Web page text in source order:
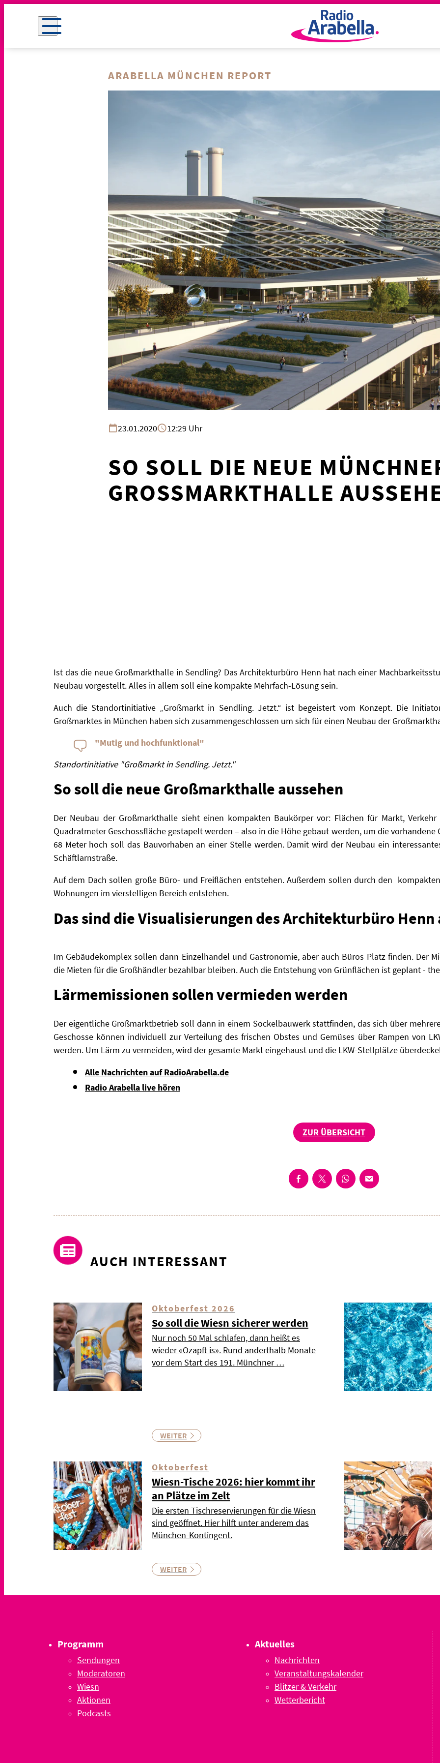
ARABELLA MÜNCHEN REPORT
23.01.2020 12:29 Uhr
SO SOLL DIE NEUE
GROSSMARKTHALLE
Ist das die neue Großmarkthalle in Sendling? Das Architekturbüro Henn hat nach einer
Neubau vorgestellt. Alles in allem soll eine kompakte Mehrfach-Lösung sein.
Auch die Standortinitiative „Großmarkt in Sendling. Jetzt.“ ist begeistert vom Konzept. Die
Großmarktes in München haben sich zusammengeschlossen um sich für einen Neubau der
"Mutig und hochfunktional"
Standortinitiative "Großmarkt in Sendling. Jetzt."
So soll die neue Großmarkthalle aussehen
Der Neubau der Großmarkthalle sieht einen kompakten Baukörper vor: Flächen für Markt,
Quadratmeter Geschossfläche gestapelt werden – also in die Höhe gebaut werden, um die
68 Meter hoch soll das Bauvorhaben an einer Stelle werden. Damit wird der Neubau ein
Schäftlarnstraße.
Auf dem Dach sollen große Büro- und Freiflächen entstehen. Außerdem sollen durch den
Wohnungen im vierstelligen Bereich entstehen.
Das sind die Visualisierungen des Architekturbüro Henn
Im Gebäudekomplex sollen dann Einzelhandel und Gastronomie, aber auch Büros Platz finden. Der
die Mieten für die Großhändler bezahlbar bleiben. Auch die Entstehung von Grünflächen ist geplant -
Lärmemissionen sollen vermieden werden
Der eigentliche Großmarktbetrieb soll dann in einem Sockelbauwerk stattfinden, das sich über
Geschosse können individuell zur Verteilung des frischen Obstes und Gemüses über Rampen von
werden. Um Lärm zu vermeiden, wird der gesamte Markt eingehaust und die LKW-Stellplätze
Alle Nachrichten auf RadioArabella.de
Radio Arabella live hören
ZUR ÜBERSICHT
AUCH INTERESSANT
Oktoberfest 2026
So soll die Wiesn sicherer werden
Nur noch 50 Mal schlafen, dann heißt es
wieder «Ozapft is». Rund anderthalb Monate
vor dem Start des 191. Münchner …
WEITER
Oktoberfest
Wiesn-Tische 2026: hier kommt ihr
an Plätze im Zelt
Die ersten Tischreservierungen für die Wiesn
sind geöffnet. Hier hilft unter anderem das
München-Kontingent.
WEITER
Programm
Sendungen
Moderatoren
Wiesn
Aktionen
Podcasts
Aktuelles
Nachrichten
Veranstaltungskalender
Blitzer & Verkehr
Wetterbericht